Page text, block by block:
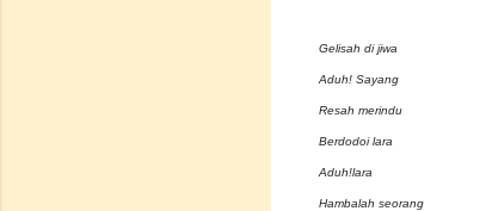
Gelisah di jiwa
Aduh! Sayang
Resah merindu
Berdodoi lara
Aduh!lara
Hambalah seorang